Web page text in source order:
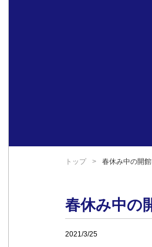
トップ 春休み中の開
春休み中の
2021/3/25